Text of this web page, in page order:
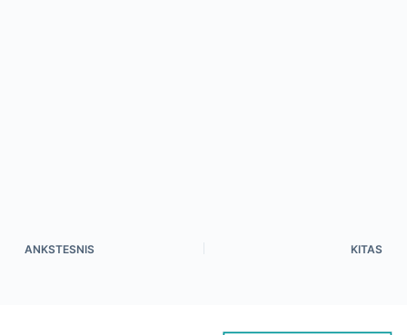
ANKSTESNIS KITAS